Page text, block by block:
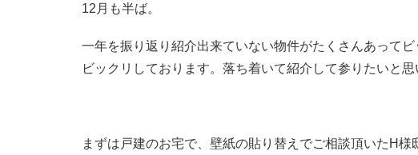
12月も半ば。
一年を振り返り紹介出来ていない物件がたくさんあって
ビックリしております。落ち着いて紹介して参りたいと思
まずは戸建のお宅で、壁紙の貼り替えでご相談頂いたH様